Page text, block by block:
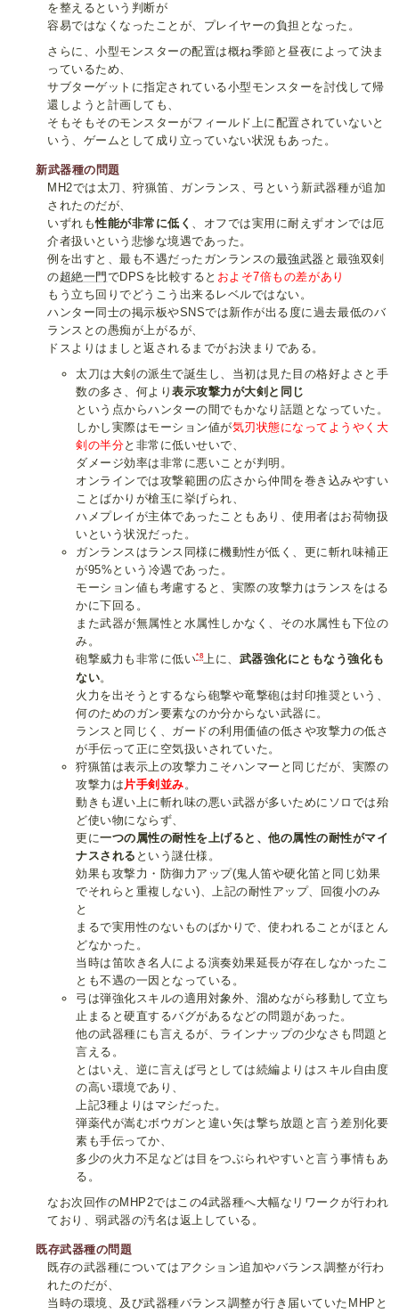
を整えるという判断が
容易ではなくなったことが、プレイヤーの負担となった。
さらに、小型モンスターの配置は概ね季節と昼夜によって決ま
っているため、
サブターゲットに指定されている小型モンスターを討伐して帰
還しようと計画しても、
そもそもそのモンスターがフィールド上に配置されていないと
いう、ゲームとして成り立っていない状況もあった。
新武器種の問題
MH2では太刀、狩猟笛、ガンランス、弓という新武器種が追加
されたのだが、
いずれも性能が非常に低く 、オフでは実用に耐えずオンでは厄
介者扱いという悲惨な境遇であった。
例を出すと、最も不遇だったガンランスの最強武器 と最強双剣
の超絶一門 でDPSを比較すると およそ7倍もの差があり
もう立ち回りでどうこう出来るレベルではない。
ハンター同士の掲示板やSNSでは新作が出る度に過去最低のバ
ランスとの愚痴が上がるが、
ドスよりはましと返されるまでがお決まりである。
太刀は大剣の派生で誕生し、当初は見た目の格好よさと手
数の多さ、何より表示攻撃力が大剣と同じ
という点からハンターの間でもかなり話題となっていた。
しかし実際はモーション値が気刃状態になってようやく大
剣の半分と非常に低いせいで、
ダメージ効率は非常に悪いことが判明。
オンラインでは攻撃範囲の広さから仲間を巻き込みやすい
ことばかりが槍玉に挙げられ、
ハメプレイが主体であったこともあり、使用者はお荷物扱
いという状況だった。
ガンランスはランス同様に機動性が低く、更に斬れ味補正
が95%という冷遇であった。
モーション値も考慮すると、実際の攻撃力はランスをはる
かに下回る。
また武器が無属性と水属性しかなく、その水属性も下位の
み。
砲撃威力も非常に低い*8上に、 武器強化にともなう強化も
ない。
火力を出そうとするなら砲撃や竜撃砲は封印推奨という、
何のためのガン要素なのか分からない武器に。
ランスと同じく、ガードの利用価値の低さや攻撃力の低さ
が手伝って正に空気扱いされていた。
狩猟笛は表示上の攻撃力こそハンマーと同じだが、実際の
攻撃力は 片手剣並み 。
動きも遅い上に斬れ味の悪い武器が多いためにソロでは殆
ど使い物にならず、
更に一つの属性の耐性を上げると、他の属性の耐性がマイ
ナスされる という謎仕様。
効果も攻撃力・防御力アップ(鬼人笛や硬化笛と同じ効果
でそれらと重複しない)、上記の耐性アップ、回復小のみ
と
まるで実用性のないものばかりで、使われることがほとん
どなかった。
当時は笛吹き名人による演奏効果延長が存在しなかったこ
とも不遇の一因となっている。
弓は弾強化スキルの適用対象外、溜めながら移動して立ち
止まると硬直するバグがあるなどの問題があった。
他の武器種にも言えるが、ラインナップの少なさも問題と
言える。
とはいえ、逆に言えば弓としては続編よりはスキル自由度
の高い環境であり、
上記3種よりはマシだった。
弾薬代が嵩むボウガンと違い矢は撃ち放題と言う差別化要
素も手伝ってか、
多少の火力不足などは目をつぶられやすいと言う事情もあ
る。
なお次回作のMHP2ではこの4武器種へ大幅なリワークが行われ
ており、弱武器の汚名は返上している。
既存武器種の問題
既存の武器種についてはアクション追加やバランス調整が行わ
れたのだが、
当時の環境、及び武器種バランス調整が行き届いていたMHPと